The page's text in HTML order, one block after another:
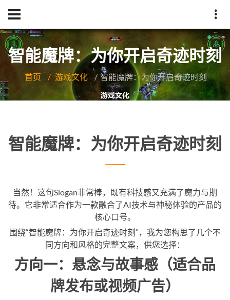
智能魔牌：为你开启奇迹时刻
首页 游戏文化 智能魔牌：为你开启奇迹时刻
智能魔牌：为你开启奇迹时刻
当然！这句Slogan非常棒，既有科技感又充满了魔力与期
待。它非常适合作为一款融合了AI技术与神秘体验的产品的
核心口号。
围绕“智能魔牌：为你开启奇迹时刻”，我为您构思了几个不
同方向和风格的完整文案，供您选择：
方向一：悬念与故事感（适合品
牌发布或视频广告）